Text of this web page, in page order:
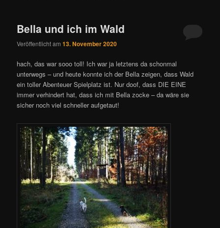
Bella und ich im Wald
Veröffentlicht am13. November 2020
hach, das war sooo toll! Ich war ja letztens da schonmal
unterwegs – und heute konnte ich der Bella zeigen, dass Wald
ein toller Abenteuer Spielplatz ist. Nur doof, dass DIE EINE
immer verhindert hat, dass ich mit Bella zocke – da wäre sie
sicher noch viel schneller aufgetaut!